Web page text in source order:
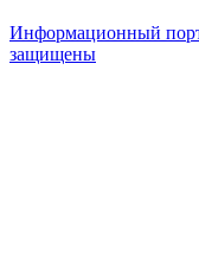
Информационный
защищены